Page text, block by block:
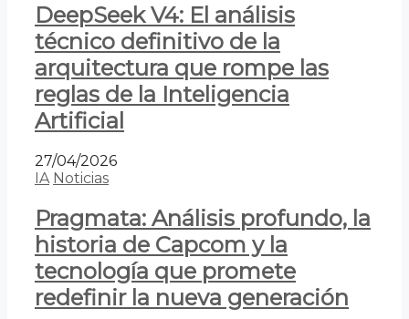
DeepSeek V4: El análisis
técnico definitivo de la
arquitectura que rompe las
reglas de la Inteligencia
Artificial
27/04/2026
IA Noticias
Pragmata: Análisis profundo, la
historia de Capcom y la
tecnología que promete
redefinir la nueva generación